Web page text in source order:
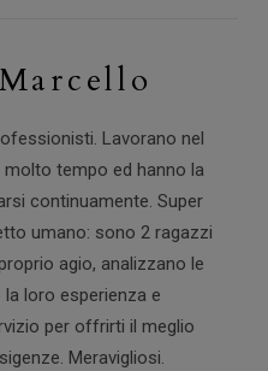
Lavorano nel
tempo ed hanno la
continuamente. Super
umano: sono 2 ragazzi
agio, analizzano le
loro esperienza e
per offrirti il meglio
Meravigliosi.